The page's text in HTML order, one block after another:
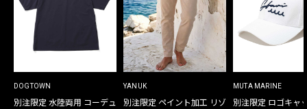
DOGTOWN
別注限定 水陸両用 コーデュ
YANUK
別注限定 ペイント加工 リゾ
MUTA MARINE
別注限定 ロゴキャ